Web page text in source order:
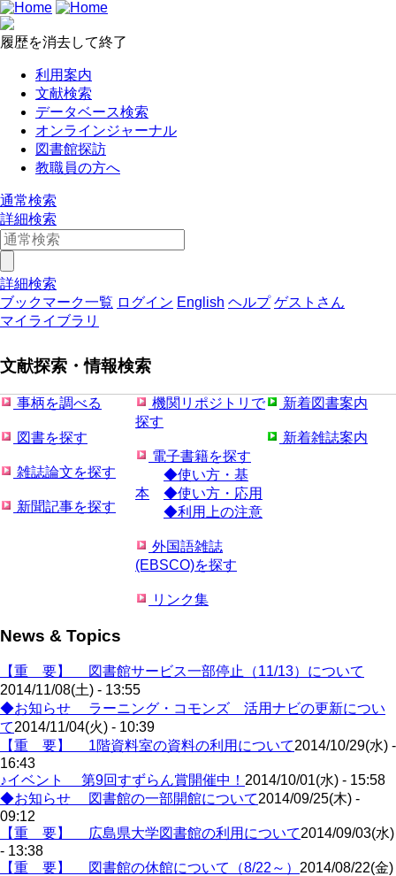
履歴を消去して終了
利用案内
文献検索
データベース検索
オンラインジャーナル
図書館探訪
教職員の方へ
通常検索
詳細検索
詳細検索
ブックマーク一覧 ログイン English ヘルプ ゲストさん
マイライブラリ
文献探索・情報検索
事柄を調べる
図書を探す
雑誌論文を探す
新聞記事を探す
機関リポジトリで
探す
電子書籍を探す
◆使い方・基
本
◆使い方・応用
◆利用上の注意
外国語雑誌
(EBSCO)を探す
リンク集
新着図書案内
新着雑誌案内
News & Topics
【重 要】 図書館サービス一部停止（11/13）について
2014/11/08(土) - 13:55
◆お知らせ ラーニング・コモンズ 活用ナビの更新につい
て2014/11/04(火) - 10:39
【重 要】 1階資料室の資料の利用について2014/10/29(水) -
16:43
♪イベント 第9回すずらん賞開催中！ 2014/10/01(水) - 15:58
◆お知らせ 図書館の一部開館について2014/09/25(木) -
09:12
【重 要】 広島県大学図書館の利用について2014/09/03(水)
- 13:38
【重 要】 図書館の休館について（8/22～） 2014/08/22(金)